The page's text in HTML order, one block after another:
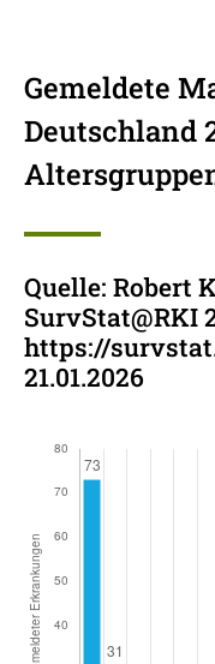
Gemeldete
Deutschland
Quelle: Robert
SurvStat@RKI
https://
21.01.2026